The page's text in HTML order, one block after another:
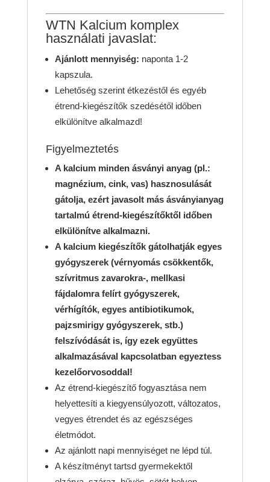
WTN Kalcium komplex
használati javaslat:
Ajánlott mennyiség: naponta 1-2
kapszula.
Lehetőség szerint étkezéstől és egyéb
étrend-kiegészítők szedésétől időben
elkülönítve alkalmazd!
Figyelmeztetés
A kalcium minden ásványi anyag (pl.:
magnézium, cink, vas) hasznosulását
gátolja, ezért javasolt más ásványianyag
tartalmú étrend-kiegészítőktől időben
elkülönítve alkalmazni.
A kalcium kiegészítők gátolhatják egyes
gyógyszerek (vérnyomás csökkentők,
szívritmus zavarokra-, mellkasi
fájdalomra felírt gyógyszerek,
vérhígítók, egyes antibiotikumok,
pajzsmirigy gyógyszerek, stb.)
felszívódását is, így ezek együttes
alkalmazásával kapcsolatban egyeztess
kezelőorvosoddal!
Az étrend-kiegészítő fogyasztása nem
helyettesíti a kiegyensúlyozott, változatos,
vegyes étrendet és az egészséges
életmódot.
Az ajánlott napi mennyiséget ne lépd túl.
A készítményt tartsd gyermekektől